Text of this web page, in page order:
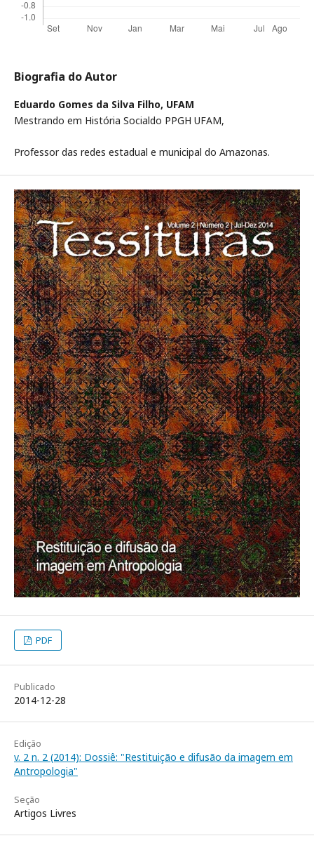
Biografia do Autor
Eduardo Gomes da Silva Filho, UFAM
Mestrando em História Socialdo PPGH UFAM,
Professor das redes estadual e municipal do Amazonas.
PDF
Publicado
2014-12-28
Edição
v. 2 n. 2 (2014): Dossiê: "Restituição e difusão da imagem em
Antropologia"
Seção
Artigos Livres